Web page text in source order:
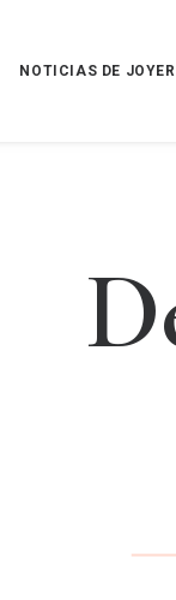
NOTICIAS DE
D